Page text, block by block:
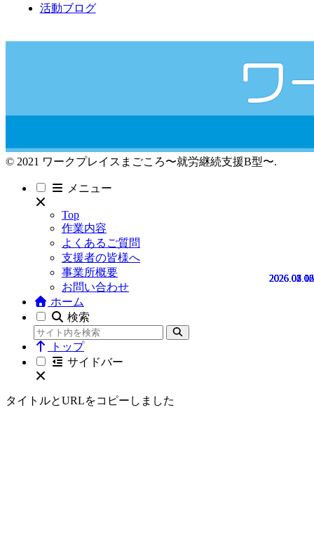
2026.08.06
2026.07.08
2026.03.03
2026.02.12
2026.01.02
活動ブログ
© 2021 ワークプレイスまごころ〜就労継続支援B型〜.
メニュー
Top
作業内容
よくあるご質問
支援者の皆様へ
事業所概要
お問い合わせ
ホーム
検索
トップ
サイドバー
タイトルとURLをコピーしました